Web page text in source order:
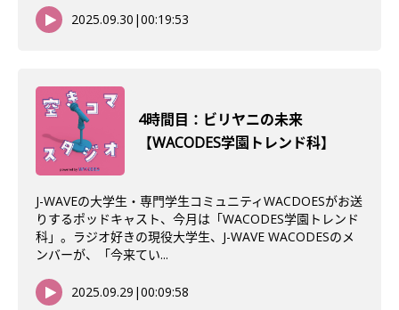
2025.09.30 |00:19:53
4時間目：ビリヤニの未来
【WACODES学園トレンド科】
J-WAVEの大学生・専門学生コミュニティWACDOESがお送
りするポッドキャスト、今月は「WACODES学園トレンド
科」。ラジオ好きの現役大学生、J-WAVE WACODESのメ
ンバーが、「今来てい...
2025.09.29 |00:09:58